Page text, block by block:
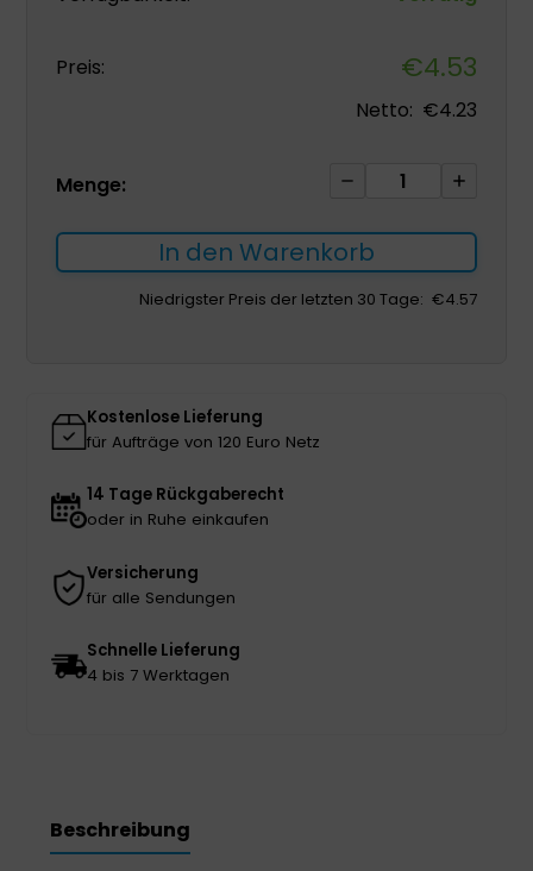
Preis: €4.53
Netto: €4.23
Menge:
Flocare
Set
586460
Menge
In den Warenkorb
Niedrigster Preis der letzten 30 Tage: €4.57
Kostenlose Lieferung
für Aufträge von 120 Euro Netz
14 Tage Rückgaberecht
oder in Ruhe einkaufen
Versicherung
für alle Sendungen
Schnelle Lieferung
4 bis 7 Werktagen
Beschreibung